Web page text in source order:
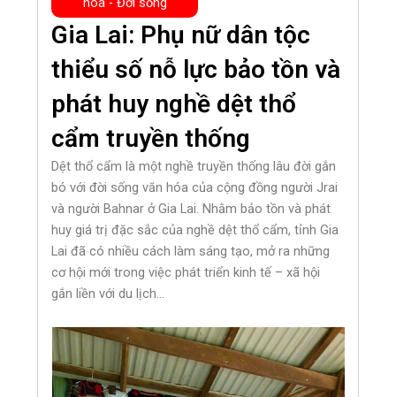
Gia Lai: Phụ nữ dân tộc
thiểu số nỗ lực bảo tồn và
phát huy nghề dệt thổ
cẩm truyền thống
Dệt thổ cẩm là một nghề truyền thống lâu đời gắn
bó với đời sống văn hóa của cộng đồng người Jrai
và người Bahnar ở Gia Lai. Nhằm bảo tồn và phát
huy giá trị đặc sắc của nghề dệt thổ cẩm, tỉnh Gia
Lai đã có nhiều cách làm sáng tạo, mở ra những
cơ hội mới trong việc phát triển kinh tế – xã hội
gắn liền với du lịch…